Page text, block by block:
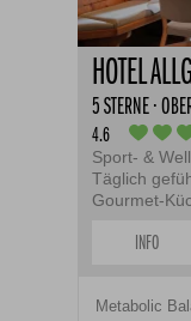
HOTEL
5 STERNE ·
4.6
Sport- &
Täglich
Gourmet-
INFO
Metabolic